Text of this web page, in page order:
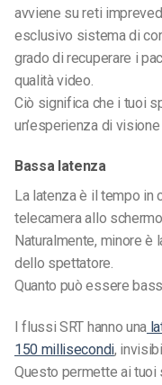
avviene su reti
esclusivo sistema di
grado di recuperare i
qualità video.
Ciò significa che i tuoi
un’esperienza di
Bassa latenza
La latenza è il tempo in
telecamera allo
Naturalmente, minore è
dello spettatore.
Quanto può essere
I flussi SRT hanno una
150 millisecondi,
Questo permette ai tuoi